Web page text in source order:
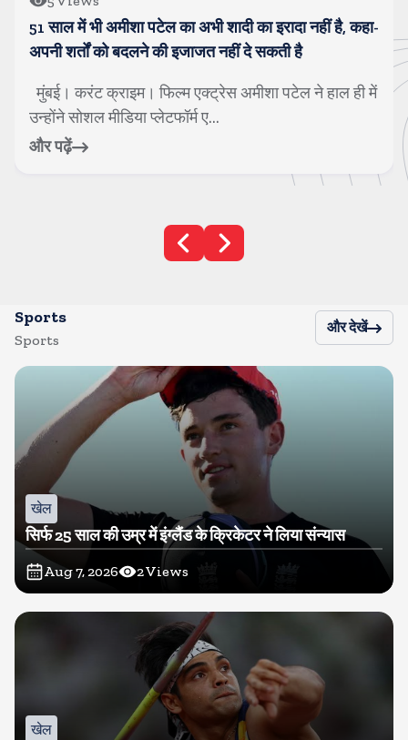
51 साल में भी अमीशा पटेल का अभी शादी का इरादा नहीं है, कहा-
अपनी शर्तों को बदलने की इजाजत नहीं दे सकती है
मुंबई। करंट क्राइम। फिल्म एक्ट्रेस अमीशा पटेल ने हाल ही में
उन्होंने सोशल मीडिया प्लेटफॉर्म ए...
और पढ़ें
Sports
Sports
और देखें
खेल
सिर्फ 25 साल की उम्र में इंग्लैंड के क्रिकेटर ने लिया संन्यास
Aug 7, 2026 2Views
खेल